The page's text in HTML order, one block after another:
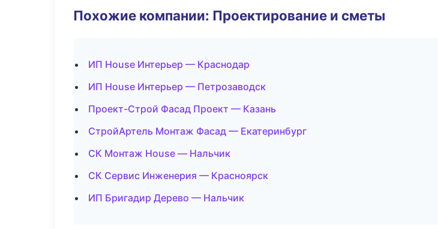
Похожие компании: Проектирование и сметы
ИП House Интерьер — Краснодар
ИП House Интерьер — Петрозаводск
Проект-Строй Фасад Проект — Казань
СтройАртель Монтаж Фасад — Екатеринбург
СК Монтаж House — Нальчик
СК Сервис Инженерия — Красноярск
ИП Бригадир Дерево — Нальчик